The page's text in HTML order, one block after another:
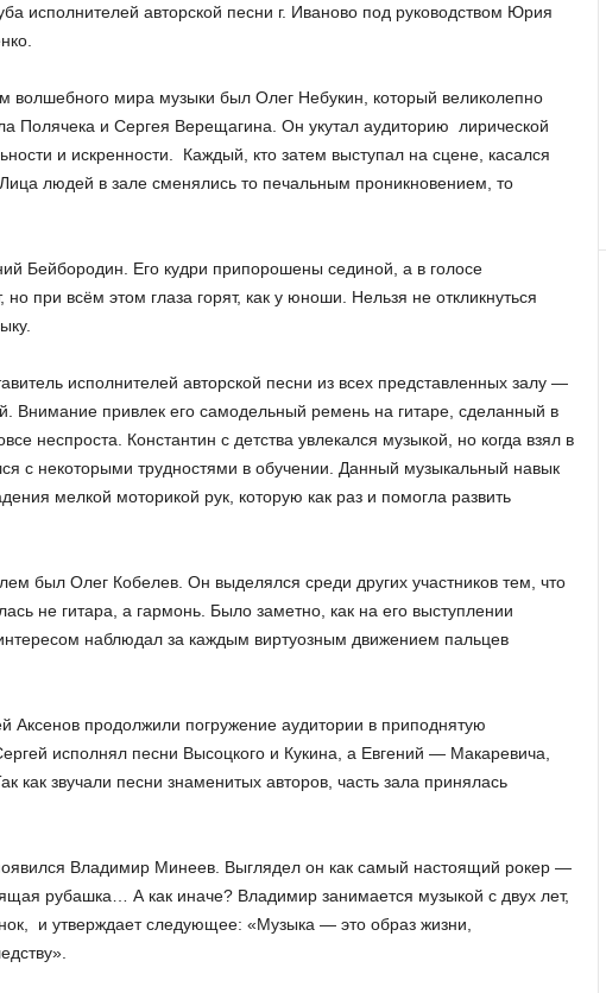
исполнителей авторской песни г. Иваново под руководством Юрия
волшебного мира музыки был Олег Небукин, который великолепно
Полячека и Сергея Верещагина. Он укутал аудиторию лирической
и искренности. Каждый, кто затем выступал на сцене, касался
людей в зале сменялись то печальным проникновением, то
Бейбородин. Его кудри припорошены сединой, а в голосе
но при всём этом глаза горят, как у юноши. Нельзя не откликнуться
исполнителей авторской песни из всех представленных залу —
Внимание привлек его самодельный ремень на гитаре, сделанный в
неспроста. Константин с детства увлекался музыкой, но когда взял в
с некоторыми трудностями в обучении. Данный музыкальный навык
мелкой моторикой рук, которую как раз и помогла развить
был Олег Кобелев. Он выделялся среди других участников тем, что
не гитара, а гармонь. Было заметно, как на его выступлении
наблюдал за каждым виртуозным движением пальцев
Аксенов продолжили погружение аудитории в приподнятую
исполнял песни Высоцкого и Кукина, а Евгений — Макаревича,
как звучали песни знаменитых авторов, часть зала принялась
Владимир Минеев. Выглядел он как самый настоящий рокер —
рубашка… А как иначе? Владимир занимается музыкой с двух лет,
и утверждает следующее: «Музыка — это образ жизни,